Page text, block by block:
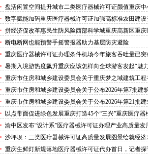
用心脏脉冲电场消融导管”获批上市
盘活闲置空间提升城市二类医疗器械许可证颜值重庆中心
城区累计拆除围挡172处
数字赋能加码重庆医疗器械许可证加强高标准农田建设资
金监管
拼经济促改革惠民生防风险西部科学城重庆高新区重庆医
疗器械许可证以实干担当锻造高质量发展新动能
断电断网也能预警手摇警报器助力基层防灾避险
重庆医疗器械许可证办理条件机场今年旅客吞吐量已突破
3000万人次
暑期入境游热度飙升重庆应该怎样向全球游客发起“魅力
攻势”三类医疗器械许可证办理
重庆市住房和城乡建设委员会关于重庆梦之域建筑工程有
限公司等8家建筑业企业资质证书换领的医疗器械许可证
代办公告
重庆市住房和城乡建设委员会关于公布2026年第7批建筑
施工安管人员安全生产考核合格证书名单的医疗器械许可
证办理流程公告
重庆市住房和城乡建设委员会关于公布2026年第21批建筑
施工特种作业人员操作资格证书名单的医疗器械许可证办
理条件公告
以点带面促进绿色发展重庆打造45个“三兴”重庆医疗器械
许可证村赋能乡村振兴
渝中区发布“设计系”医疗器械许可证办理产业高质量发展
行动方案力争“十五五”期间行业营业收入突破300亿元
沙坪坝：三类医疗器械许可证高质量发展图景绘就经济发
展量质齐升成色更足
重庆生鲜灯新规落地医疗器械许可证代办首日，记者探访